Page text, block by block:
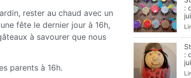
rester au chaud avec un
fête le dernier jour à 16h,
à savourer que nous
parents à 16h.
:
: